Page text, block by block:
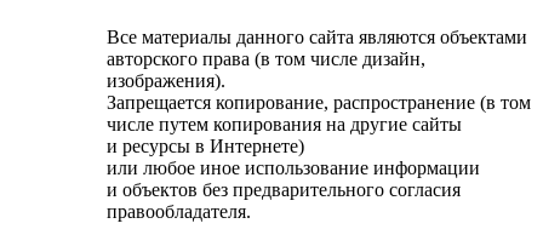
Все материалы данного сайта являются объектами
авторского права (в том числе дизайн,
изображения).
Запрещается копирование, распространение (в том
числе путем копирования на другие сайты
и ресурсы в Интернете)
или любое иное использование информации
и объектов без предварительного согласия
правообладателя.